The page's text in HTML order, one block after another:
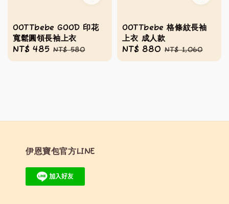
OOTTbebe GOOD 印花
寬鬆圓領長袖上衣
Sale
price
NT$ 485 Regular
price
NT$ 580
OOTTbebe 格條紋長袖
上衣 成人款
Sale
price
NT$ 880 Regular
price
NT$ 1,060
伊恩寶包官方LINE